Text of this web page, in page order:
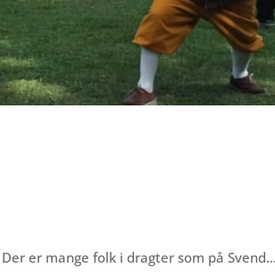
er mange folk i dragter som på